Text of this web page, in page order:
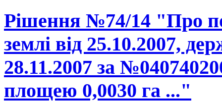
Рішення №74/14 "Про
землі від 25.10.2007,
28.11.2007 за
площею 0,0030 га ..."